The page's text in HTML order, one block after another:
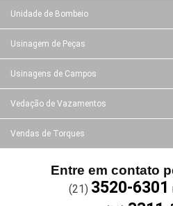
Unidade de Bombeio
Usinagem de Peças
Usinagens de Campos
Vedação de Vazamentos
Vendas de Torques
Entre em contato
(21) 3520-6301